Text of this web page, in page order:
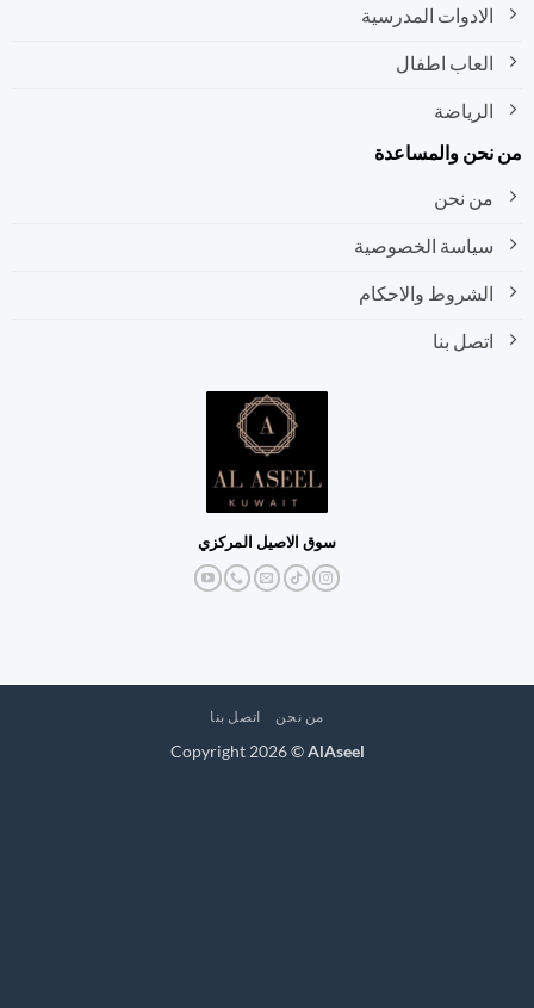
الادوات المدرسية
العاب اطفال
الرياضة
والمساعدة
من نحن
سياسة الخصوصية
الشروط والاحكام
اتصل بنا
سوق الاصيل المركزي
من نحن اتصل بنا
Copyright 2026 ©AlAseel